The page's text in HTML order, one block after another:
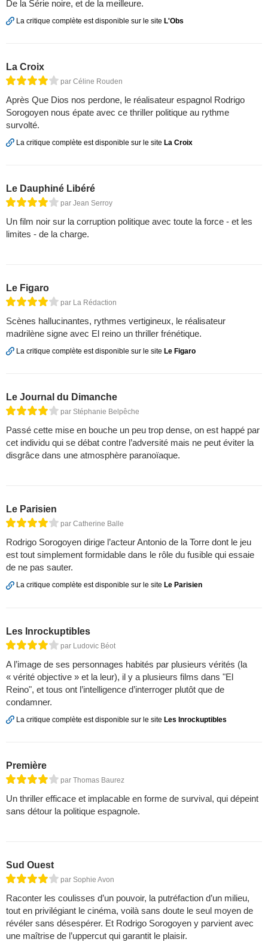
De la Série noire, et de la meilleure.
La critique complète est disponible sur le site L'Obs
La Croix
par Céline Rouden
Après Que Dios nos perdone, le réalisateur espagnol Rodrigo
Sorogoyen nous épate avec ce thriller politique au rythme
survolté.
La critique complète est disponible sur le site La Croix
Le Dauphiné Libéré
par Jean Serroy
Un film noir sur la corruption politique avec toute la force - et les
limites - de la charge.
Le Figaro
par La Rédaction
Scènes hallucinantes, rythmes vertigineux, le réalisateur
madrilène signe avec El reino un thriller frénétique.
La critique complète est disponible sur le site Le Figaro
Le Journal du Dimanche
par Stéphanie Belpêche
Passé cette mise en bouche un peu trop dense, on est happé par
cet individu qui se débat contre l’adversité mais ne peut éviter la
disgrâce dans une atmosphère paranoïaque.
Le Parisien
par Catherine Balle
Rodrigo Sorogoyen dirige l’acteur Antonio de la Torre dont le jeu
est tout simplement formidable dans le rôle du fusible qui essaie
de ne pas sauter.
La critique complète est disponible sur le site Le Parisien
Les Inrockuptibles
par Ludovic Béot
A l’image de ses personnages habités par plusieurs vérités (la
« vérité objective » et la leur), il y a plusieurs films dans "El
Reino", et tous ont l’intelligence d’interroger plutôt que de
condamner.
La critique complète est disponible sur le site Les Inrockuptibles
Première
par Thomas Baurez
Un thriller efficace et implacable en forme de survival, qui dépeint
sans détour la politique espagnole.
Sud Ouest
par Sophie Avon
Raconter les coulisses d’un pouvoir, la putréfaction d’un milieu,
tout en privilégiant le cinéma, voilà sans doute le seul moyen de
révéler sans désespérer. Et Rodrigo Sorogoyen y parvient avec
une maîtrise de l’uppercut qui garantit le plaisir.